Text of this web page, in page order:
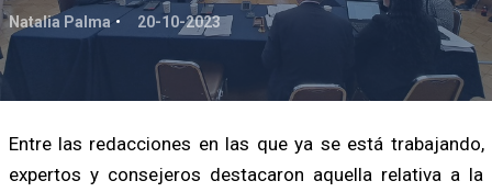
Natalia Palma 20-10-2023
Entre las redacciones en las que ya se está trabajando,
expertos y consejeros destacaron aquella relativa a la